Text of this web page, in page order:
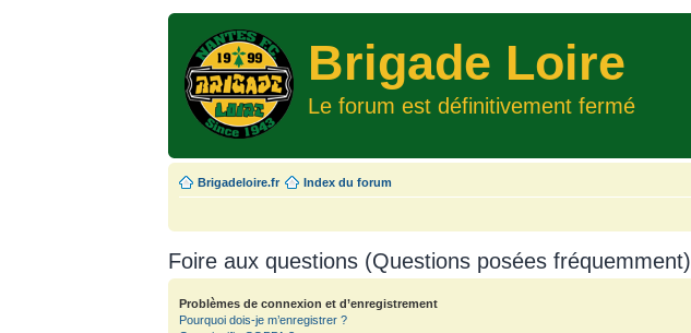
Brigade Loire
Le forum est définitivement fermé
Brigadeloire.fr Index du forum
Foire aux questions (Questions posées fréquemment)
Problèmes de connexion et d’enregistrement
Pourquoi dois-je m’enregistrer ?